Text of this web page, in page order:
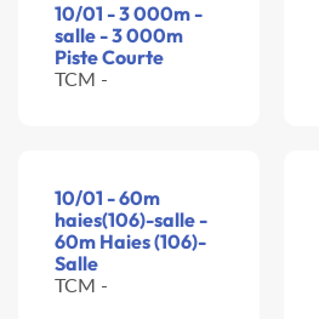
10/01 - 3 000m -
salle - 3 000m
Piste Courte
TCM -
10/01 - 60m
haies(106)-salle -
60m Haies (106)-
Salle
TCM -